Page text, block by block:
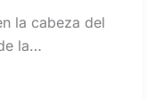
la cabeza del
la…